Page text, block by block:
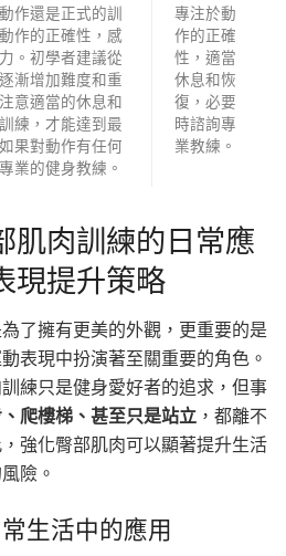
作還是正式的訓
作的正確性，感
。初學者建議從
漸增加難度和重
意適當的休息和
練，才能達到最
果對動作有任何
業的健身教練。
專注於動
作的正確
性，適當
休息和恢
復，必要
時諮詢專
業教練。
肌肉訓練的日常應
現提升策略
了擁有更美的外觀，更重要的是
表現中扮演著至關重要的角色。
練只是健身愛好者的追求，但事
爬樓梯、甚至只是站立 ，都離不
強化臀部肌肉可以顯著提升生活
險。
生活中的應用